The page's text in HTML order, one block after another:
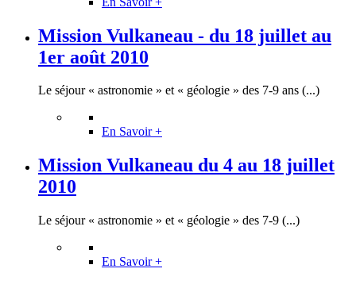
Mission Vulkaneau - du 18 juillet au
1er août 2010
Le séjour « astronomie » et « géologie » des 7-9 ans (...)
En Savoir +
Mission Vulkaneau du 4 au 18 juillet
2010
Le séjour « astronomie » et « géologie » des 7-9 (...)
En Savoir +